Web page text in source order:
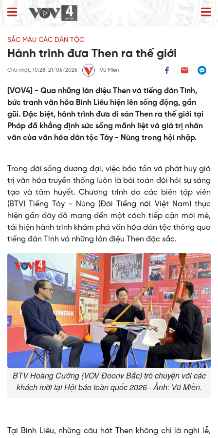
SẮC MÀU CÁC DÂN TỘC
Hành trình đưa Then ra thế giới
Chủ nhật, 10:28, 21/06/2026 Vũ Miền
[VOV4] - ​Qua những làn điệu Then và tiếng đàn Tính,
bức tranh văn hóa Bình Liêu hiện lên sống động, gần
gũi. Đặc biệt, hành trình đưa di sản Then ra thế giới tại
Pháp đã khẳng định sức sống mãnh liệt và giá trị nhân
văn của văn hóa dân tộc Tày - Nùng trong hội nhập.
Trong đời sống đương đại, việc bảo tồn và phát huy giá
trị văn hóa truyền thống luôn là bài toán đòi hỏi sự sáng
tạo và tâm huyết. Chương trình do các biên tập viên
(BTV) Tiếng Tày - Nùng (Đài Tiếng nói Việt Nam) thực
hiện gần đây đã mang đến một cách tiếp cận mới mẻ,
tái hiện hành trình khám phá văn hóa dân tộc thông qua
tiếng đàn Tính và những làn điệu Then đặc sắc.
BTV Hoàng Cường (VOV Đoonv Bắc) trò chuyện với các
khách mời tại Hội báo toàn quốc 2026 - Ảnh: Vũ Miền.
Tại Bình Liêu, những câu hát Then không chỉ là nghi lễ,